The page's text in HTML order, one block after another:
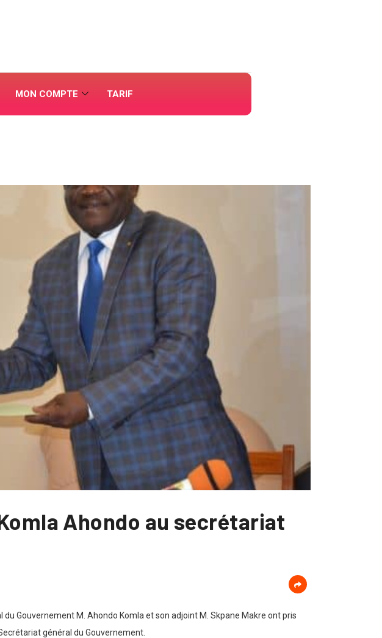
MON COMPTE TARIF
Ahondo au secrétariat
Gouvernement M. Ahondo Komla et son adjoint M. Skpane Makre ont pris
général du Gouvernement.